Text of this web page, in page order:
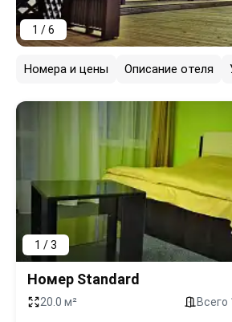
1 / 6
Номера и цены Описание отеля
1 / 3
Номер Standard
20.0 м² Всего